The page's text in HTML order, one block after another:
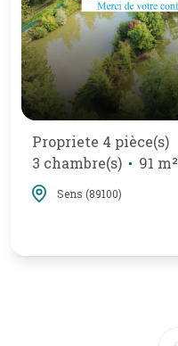
Propriete 4 pièce(s)
3 chambre(s)
91 m²
Sens (89100)